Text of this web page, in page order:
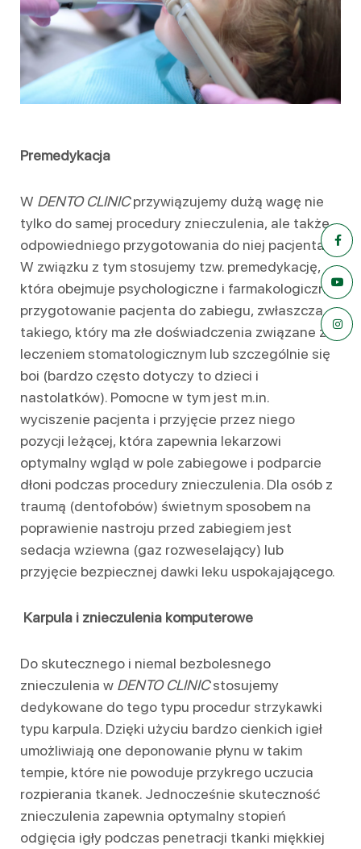
Premedykacja
W DENTO CLINICprzywiązujemy dużą wagę nie
tylko do samej procedury znieczulenia, ale także
odpowiedniego przygotowania do niej pacjenta.
W związku z tym stosujemy tzw. premedykację,
która obejmuje psychologiczne i farmakologiczne
przygotowanie pacjenta do zabiegu, zwłaszcza
takiego, który ma złe doświadczenia związane z
leczeniem stomatologicznym lub szczególnie się
boi (bardzo często dotyczy to dzieci i
nastolatków). Pomocne w tym jest m.in.
wyciszenie pacjenta i przyjęcie przez niego
pozycji leżącej, która zapewnia lekarzowi
optymalny wgląd w pole zabiegowe i podparcie
dłoni podczas procedury znieczulenia. Dla osób z
traumą (dentofobów) świetnym sposobem na
poprawienie nastroju przed zabiegiem jest
sedacja wziewna (gaz rozweselający) lub
przyjęcie bezpiecznej dawki leku uspokajającego.
Karpula i znieczulenia komputerowe
Do skutecznego i niemal bezbolesnego
znieczulenia w DENTO CLINICstosujemy
dedykowane do tego typu procedur strzykawki
typu karpula. Dzięki użyciu bardzo cienkich igieł
umożliwiają one deponowanie płynu w takim
tempie, które nie powoduje przykrego uczucia
rozpierania tkanek. Jednocześnie skuteczność
znieczulenia zapewnia optymalny stopień
odgięcia igły podczas penetracji tkanki miękkiej